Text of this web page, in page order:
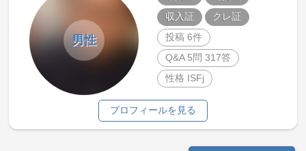
男性
収入証
クレ証
投稿 6件
Q&A 5問 317答
性格 ISFj
プロフィールを見る